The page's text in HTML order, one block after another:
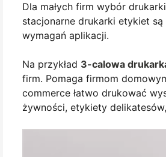
Dla małych firm wybór
stacjonarne drukarki etykiet
wymagań aplikacji.
Na przykład 3-calowa
firm. Pomaga firmom
commerce łatwo drukować
żywności, etykiety